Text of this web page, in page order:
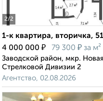
2/2
1-к квартира, вторичка,
4 000 000 ₽ 79 300 ₽ за м²
Заводской район, мкр.
Стрелковой Дивизии 2
Агентство, 02.08.2026